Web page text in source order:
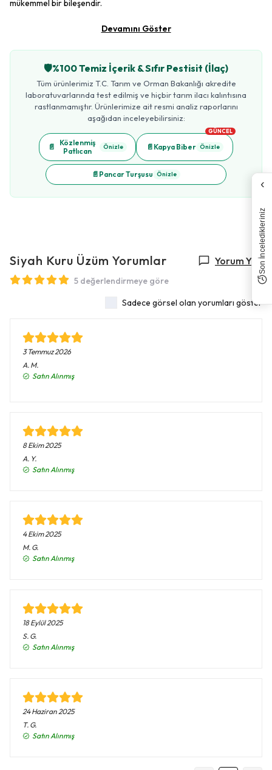
mükemmel bir bileşendir.
Devamını Göster
🛡️%100 Temiz İçerik & Sıfır Pestisit (İlaç)
Tüm ürünlerimiz T.C. Tarım ve Orman Bakanlığı akredite
laboratuvarlarında test edilmiş ve hiçbir tarım ilacı kalıntısına
rastlanmamıştır. Ürünlerimize ait resmi analiz raporlarını
aşağıdan inceleyebilirsiniz:
📄
Közlenmiş
Patlıcan
Önizle 📄 Kapya Biber
GÜNCEL
Önizle
📄 Pancar Turşusu Önizle
Siyah Kuru Üzüm Yorumlar Yorum Yap
5 değerlendirmeye göre
Sadece görsel olan yorumları göster
3 Temmuz 2026
A. M.
Satın Alınmış
8 Ekim 2025
A. Y.
Satın Alınmış
4 Ekim 2025
M. G.
Satın Alınmış
18 Eylül 2025
S. G.
Satın Alınmış
24 Haziran 2025
T. G.
Satın Alınmış
‹
Son İnceledikleriniz